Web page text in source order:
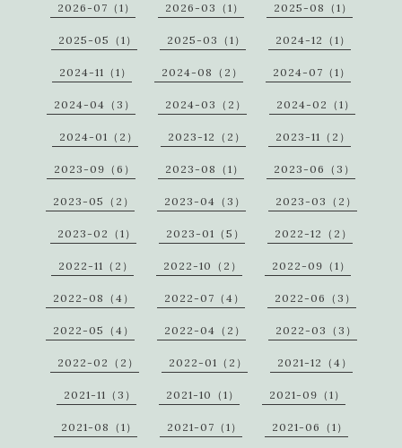
2026-07（1） 2026-03（1） 2025-08（1）
2025-05（1） 2025-03（1） 2024-12（1）
2024-11（1） 2024-08（2） 2024-07（1）
2024-04（3） 2024-03（2） 2024-02（1）
2024-01（2） 2023-12（2） 2023-11（2）
2023-09（6） 2023-08（1） 2023-06（3）
2023-05（2） 2023-04（3） 2023-03（2）
2023-02（1） 2023-01（5） 2022-12（2）
2022-11（2） 2022-10（2） 2022-09（1）
2022-08（4） 2022-07（4） 2022-06（3）
2022-05（4） 2022-04（2） 2022-03（3）
2022-02（2） 2022-01（2） 2021-12（4）
2021-11（3） 2021-10（1） 2021-09（1）
2021-08（1） 2021-07（1） 2021-06（1）